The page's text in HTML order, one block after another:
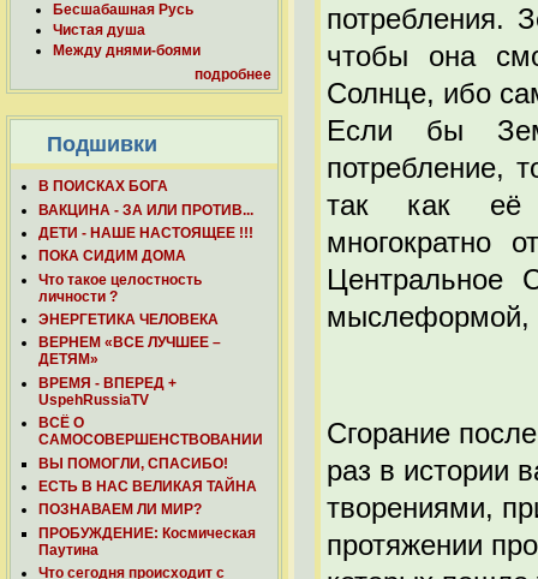
Бесшабашная Русь
Чистая душа
Между днями-боями
подробнее
Подшивки
В ПОИСКАХ БОГА
ВАКЦИНА - ЗА ИЛИ ПРОТИВ...
ДЕТИ - НАШЕ НАСТОЯЩЕЕ !!!
ПОКА СИДИМ ДОМА
Что такое целостность
личности ?
ЭНЕРГЕТИКА ЧЕЛОВЕКА
ВЕРНЕМ «ВСЕ ЛУЧШЕЕ –
ДЕТЯМ»
ВРЕМЯ - ВПЕРЕД +
UspehRussiaTV
ВСЁ О
САМОСОВЕРШЕНСТВОВАНИИ
ВЫ ПОМОГЛИ, СПАСИБО!
ЕСТЬ В НАС ВЕЛИКАЯ ТАЙНА
ПОЗНАВАЕМ ЛИ МИР?
ПРОБУЖДЕНИЕ: Космическая
Паутина
Что сегодня происходит с
потребления.
чтобы она
Солнце, ибо
Если бы
потребление,
так как её
многократно
Центральное
мыслеформой,
Сгорание
раз в истории
творениями,
протяжении